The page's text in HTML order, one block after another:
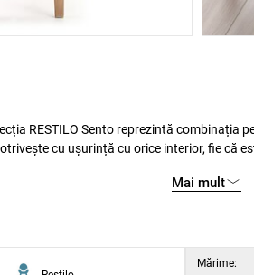
RESTILO Sento reprezintă combinația
cu ușurință cu orice interior, fie că
un aspect curat și elegant, fără a
Mai mult
Mărime: